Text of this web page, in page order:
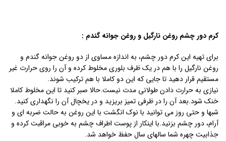
کرم دور چشم روغن نارگیل و روغن جوانه گندم :
برای تهیه این کرم دور چشم، به اندازه مساوی از دو روغن جوانه گندم و
روغن نارگیل را با هم در یک ظرف بلوری مخلوط کرده و آن را روی حرارت غیر
مستقیم قرار دهید تا جایی که این دو کاملا با هم ترکیب شوند.
نیازی به حرارت دادن طولانی مدت نیست.حالا صبر کنید تا این مخلوط کاملا
خنک شود.بعد آن را در ظرفی تمیز بریزید و در یخچال آن را نگهداری کنید.
شبها و حتی روز می توانید با نوک انگشت با این روغن به حالت ضربه ای و
آرام، دور چشم بزنید.با اینکار از پوست اطراف چشم به خوبی مراقبت کرده و
جذابیت چهره شما سالهای سال حفظ خواهد شد.